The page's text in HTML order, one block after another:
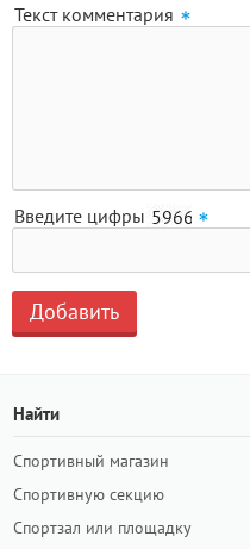
Текст комментария
Введите цифры
Найти
Спортивный магазин
Спортивную секцию
Спортзал или площадку